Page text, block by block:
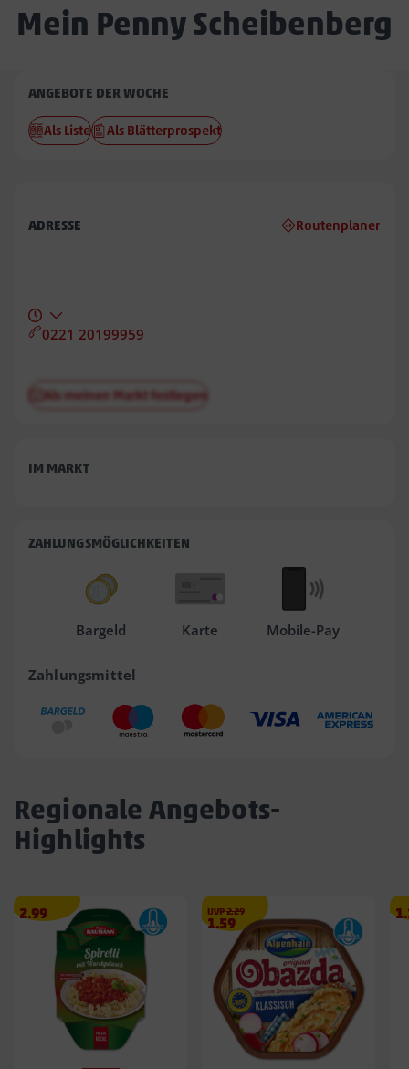
Mein Penny Scheibenberg
Penny
Scheibenberg
ANGEBOTE DER WOCHE
Als Liste Als Blätterprospekt
ADRESSE Routenplaner
0221 20199959
Als meinen Markt festlegen
IM MARKT
ZAHLUNGSMÖGLICHKEITEN
Bargeld Karte Mobile-Pay
Zahlungsmittel
Regionale Angebots-
Highlights
Angebotspreis
2.99 UVP2.29€
Angebotspreis
1.59